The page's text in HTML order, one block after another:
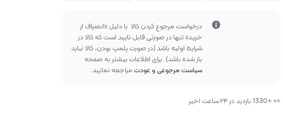
همه برندهارا از ما بخواهید
درخواست مرجوع کردن کالا با دلیل «انصراف از
خرید» تنها در صورتی قابل تایید است که کالا در
شرایط اولیه باشد (در صورت پلمپ بودن، کالا نباید
باز شده باشد). برای اطلاعات بیشتر به صفحه
سیاست مرجوعی و عودتمراجعه نمایید.
👀 +1330 بازدید در ۲۴ ساعت اخیر